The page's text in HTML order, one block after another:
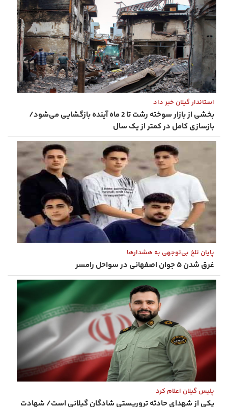
استاندار گیلان خبر داد
بخشی از بازار سوخته رشت تا 2 ماه آینده بازگشایی می‌شود/
بازسازی کامل در کمتر از یک سال
پایان تلخ بی‌توجهی به هشدارها
غرق شدن ۵ جوان اصفهانی در سواحل رامسر
پلیس گیلان اعلام کرد
یکی از شهدای حادثه تروریستی شادگان گیلانی است/ شهادت